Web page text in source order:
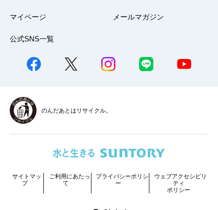
マイページ メールマガジン
公式SNS一覧
のんだあとはリサイクル。
サイトマッ
プ
ご利用にあたっ
て
プライバシーポリシ
ー
ウェブアクセシビリ
ティ
ポリシー